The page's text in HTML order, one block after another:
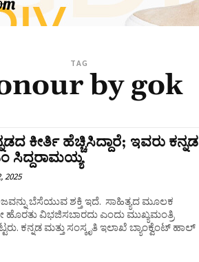
TAG
by gok
ಕೀರ್ತಿ ಹೆಚ್ಚಿಸಿದ್ದಾರೆ; ಇವರು ಕನ್ನಡ
ಸಿದ್ದರಾಮಯ್ಯ
2025
ಬೆಸೆಯುವ ಶಕ್ತಿ ಇದೆ. ಸಾಹಿತ್ಯದ ಮೂಲಕ
ಹೊರತು ವಿಭಜಿಸಬಾರದು ಎಂದು ಮುಖ್ಯಮಂತ್ರಿ
ಕನ್ನಡ ಮತ್ತು ಸಂಸ್ಕೃತಿ ಇಲಾಖೆ ಬ್ಯಾಂಕ್ವೆಂಟ್ ಹಾಲ್